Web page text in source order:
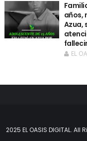
años,
Azua,
EL
2025 EL OASIS DIGITAL.